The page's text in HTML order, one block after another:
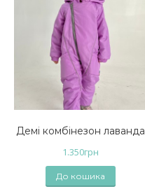
Демі комбінезон лаванда
1.350грн
До кошика